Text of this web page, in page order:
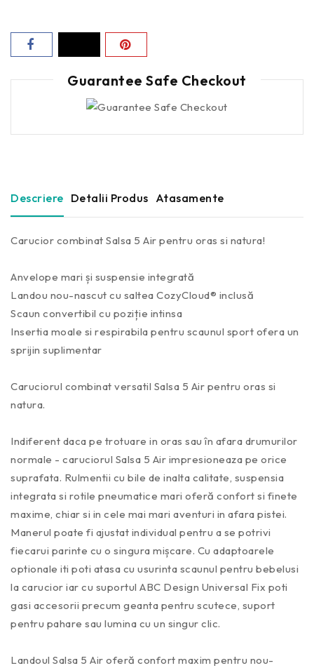
Guarantee Safe Checkout
Descriere Detalii Produs Atasamente
Carucior combinat Salsa 5 Air pentru oras si natura!
Anvelope mari și suspensie integrată
Landou nou-nascut cu saltea CozyCloud® inclusă
Scaun convertibil cu poziție intinsa
Insertia moale si respirabila pentru scaunul sport ofera un
sprijin suplimentar
Caruciorul combinat versatil Salsa 5 Air pentru oras si
natura.
Indiferent daca pe trotuare in oras sau în afara drumurilor
normale - caruciorul Salsa 5 Air impresioneaza pe orice
suprafata. Rulmentii cu bile de inalta calitate, suspensia
integrata si rotile pneumatice mari oferă confort si finete
maxime, chiar si in cele mai mari aventuri in afara pistei.
Manerul poate fi ajustat individual pentru a se potrivi
fiecarui parinte cu o singura mișcare. Cu adaptoarele
optionale iti poti atasa cu usurinta scaunul pentru bebelusi
la carucior iar cu suportul ABC Design Universal Fix poti
gasi accesorii precum geanta pentru scutece, suport
pentru pahare sau lumina cu un singur clic.
Landoul Salsa 5 Air oferă confort maxim pentru nou-